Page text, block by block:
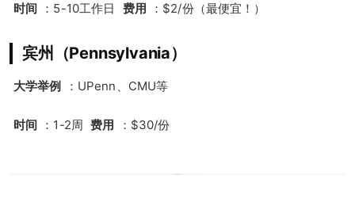
时间 ：5-10工作日 费用 ：$2/份（最便宜！）
宾州（Pennsylvania）
大学举例 ：UPenn、CMU等
时间 ：1-2周 费用 ：$30/份